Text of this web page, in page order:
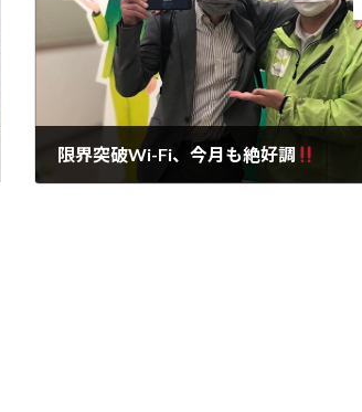
限界突破Wi-Fi、今月も絶好調